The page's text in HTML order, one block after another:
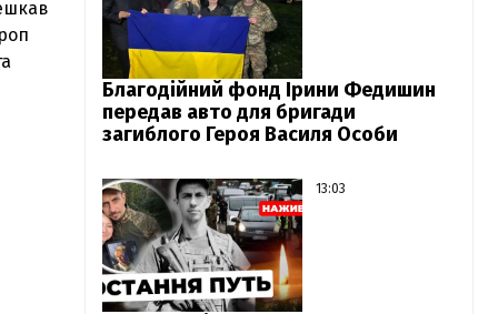
Благодійний фонд Ірини Федишин
передав авто для бригади
загиблого Героя Василя Особи
13:03